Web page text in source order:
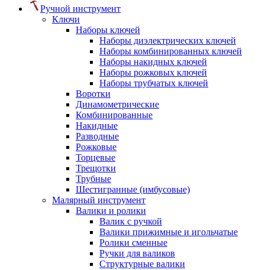
Ручной инструмент
Ключи
Наборы ключей
Наборы диэлектрических ключей
Наборы комбинированных ключей
Наборы накидных ключей
Наборы рожковых ключей
Наборы трубчатых ключей
Воротки
Динамометрические
Комбинированные
Накидные
Разводные
Рожковые
Торцевые
Трещотки
Трубные
Шестигранные (имбусовые)
Малярный инструмент
Валики и ролики
Валик с ручкой
Валики прижимные и игольчатые
Ролики сменные
Ручки для валиков
Структурные валики